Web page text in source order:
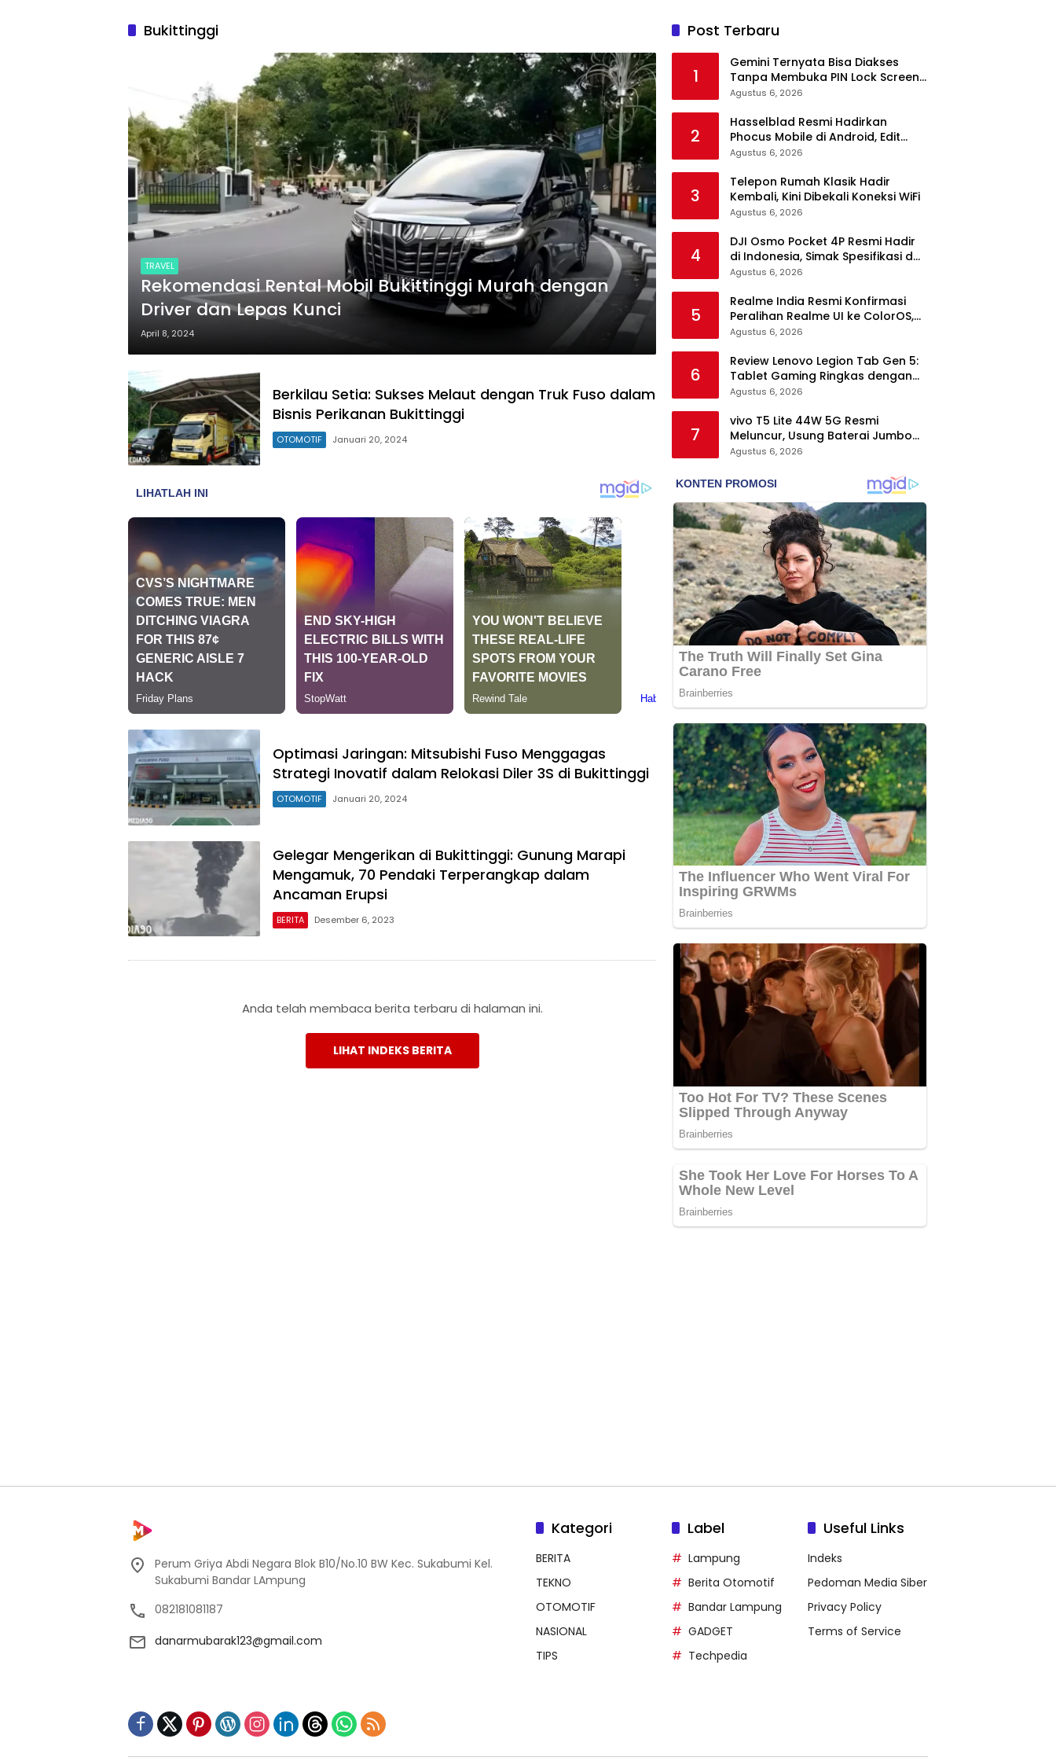
Bukittinggi
TRAVEL
Rekomendasi Rental Mobil Bukittinggi Murah dengan
Driver dan Lepas Kunci
April 8, 2024
Berkilau Setia: Sukses Melaut dengan Truk Fuso dalam
Bisnis Perikanan Bukittinggi
OTOMOTIF Januari 20, 2024
Optimasi Jaringan: Mitsubishi Fuso Menggagas
Strategi Inovatif dalam Relokasi Diler 3S di Bukittinggi
OTOMOTIF Januari 20, 2024
Gelegar Mengerikan di Bukittinggi: Gunung Marapi
Mengamuk, 70 Pendaki Terperangkap dalam
Ancaman Erupsi
BERITA Desember 6, 2023
Anda telah membaca berita terbaru di halaman ini.
LIHAT INDEKS BERITA
Post Terbaru
1
Gemini Ternyata Bisa Diakses
Tanpa Membuka PIN Lock Screen,
Ini Penjelasannya
Agustus 6, 2026
2
Hasselblad Resmi Hadirkan
Phocus Mobile di Android, Edit
Foto RAW 100 MP Makin Mudah
Agustus 6, 2026
3
Telepon Rumah Klasik Hadir
Kembali, Kini Dibekali Koneksi WiFi
Agustus 6, 2026
4
DJI Osmo Pocket 4P Resmi Hadir
di Indonesia, Simak Spesifikasi dan
Fitur Unggulannya
Agustus 6, 2026
5
Realme India Resmi Konfirmasi
Peralihan Realme UI ke ColorOS,
Akankah Berlaku Secara Global?
Agustus 6, 2026
6
Review Lenovo Legion Tab Gen 5:
Tablet Gaming Ringkas dengan
Performa Ngebut dan Fitur
Agustus 6, 2026
7
vivo T5 Lite 44W 5G Resmi
Meluncur, Usung Baterai Jumbo
dan Durabilitas Tinggi
Agustus 6, 2026
Perum Griya Abdi Negara Blok B10/No.10 BW Kec. Sukabumi Kel.
Sukabumi Bandar LAmpung
082181081187
danarmubarak123@gmail.com
Kategori
BERITA
TEKNO
OTOMOTIF
NASIONAL
TIPS
Label
Lampung
Berita Otomotif
Bandar Lampung
GADGET
Techpedia
Useful Links
Indeks
Pedoman Media Siber
Privacy Policy
Terms of Service